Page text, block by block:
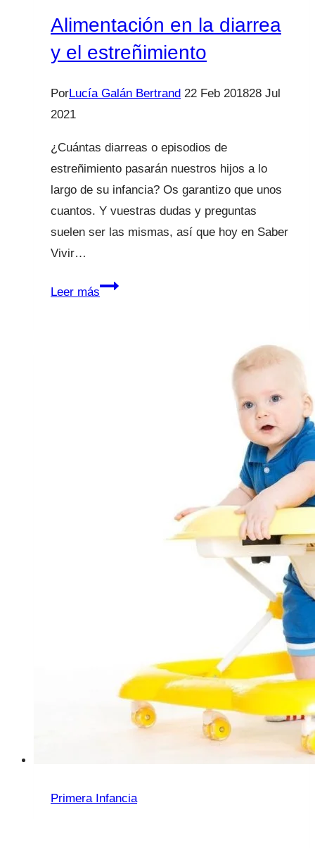
Saber
Vivir
Alimentación en la diarrea
y el estreñimiento
PorLucía Galán Bertrand 22 Feb 201828 Jul
2021
¿Cuántas diarreas o episodios de
estreñimiento pasarán nuestros hijos a lo
largo de su infancia? Os garantizo que unos
cuantos. Y vuestras dudas y preguntas
suelen ser las mismas, así que hoy en Saber
Vivir…
Leer másAlimentación
Primera Infancia